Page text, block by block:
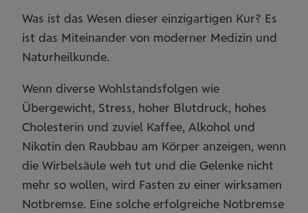
Was ist das Wesen dieser einzigartigen Kur? Es
ist das Miteinander von moderner Medizin und
Naturheilkunde.
Wenn diverse Wohlstandsfolgen wie
Übergewicht, Stress, hoher Blutdruck, hohes
Cholesterin und zuviel Kaffee, Alkohol und
Nikotin den Raubbau am Körper anzeigen, wenn
die Wirbelsäule weh tut und die Gelenke nicht
mehr so wollen, wird Fasten zu einer wirksamen
Notbremse. Eine solche erfolgreiche Notbremse